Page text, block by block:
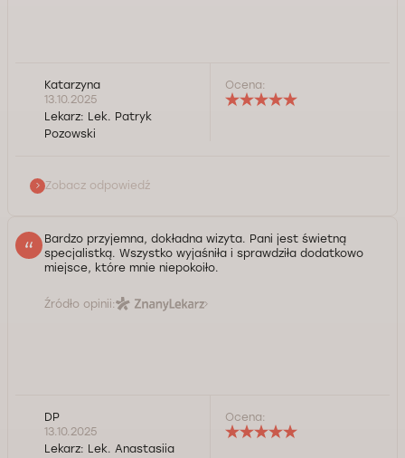
Bardzo dziękuję, pozdrawiam!
Kontrola jakości świadczonych usług Doctorpro
Katarzyna
13.10.2025
Lekarz: Lek. Patryk
Pozowski
Ocena:
Zobacz odpowiedź
Bardzo przyjemna, dokładna wizyta. Pani jest świetną
specjalistką. Wszystko wyjaśniła i sprawdziła dodatkowo
miejsce, które mnie niepokoiło.
Źródło opinii:
DP
13.10.2025
Lekarz: Lek. Anastasiia
Ocena: